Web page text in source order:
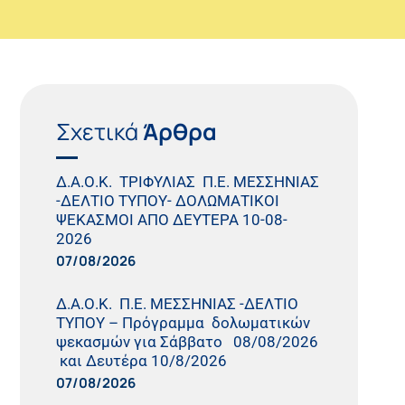
Σχετικά Άρθρα
Δ.Α.Ο.Κ. ΤΡΙΦΥΛΙΑΣ Π.Ε. ΜΕΣΣΗΝΙΑΣ
-ΔΕΛΤΙΟ ΤΥΠΟΥ- ΔΟΛΩΜΑΤΙΚΟΙ
ΨΕΚΑΣΜΟΙ ΑΠΟ ΔΕΥΤΕΡΑ 10-08-
2026
07/08/2026
Δ.Α.Ο.Κ. Π.Ε. ΜΕΣΣΗΝΙΑΣ -ΔΕΛΤΙΟ
ΤΥΠΟΥ – Πρόγραμμα δολωματικών
ψεκασμών για Σάββατο 08/08/2026
και Δευτέρα 10/8/2026
07/08/2026